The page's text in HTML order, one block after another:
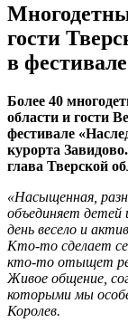
гости
в
Более 40
области и гости
фестивале
курорта
глава Тверской
«Насыщенная,
объединяет детей
день весело и
Кто-то сделает
кто-то отыщет
Живое общение,
которыми мы
Королев.